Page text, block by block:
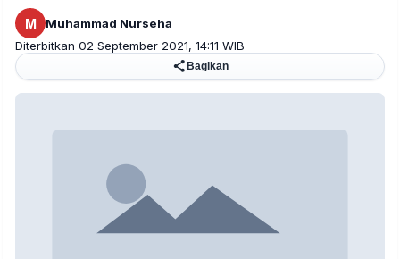
M
Muhammad Nurseha
Diterbitkan 02 September 2021, 14:11 WIB
Bagikan